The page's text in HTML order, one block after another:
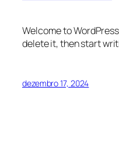
Welcome to
delete it, then start
dezembro 17, 2024